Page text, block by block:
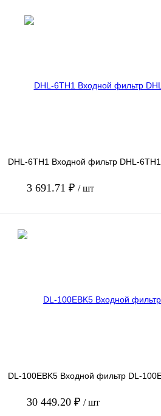
DHL-6TH1 Входной фильтр DHL-6TH1
3 691.71 ₽ / шт
DL-100EBK5 Входной фильтр DL-
30 449.20 ₽ / шт